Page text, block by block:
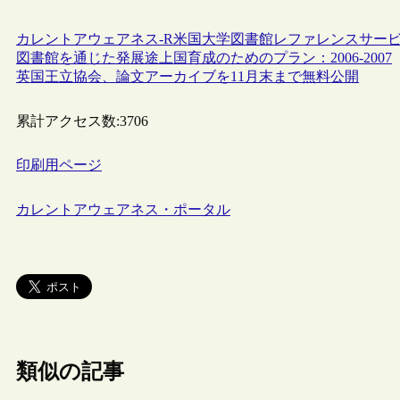
カレントアウェアネス-R米国 大学図書館レファレンスサー
図書館を通じた発展途上国育成のためのプラン：2006-2007
英国王立協会、論文アーカイブを11月末まで無料公開
累計アクセス数:3706
印刷用ページ
カレントアウェアネス・ポータル
類似の記事